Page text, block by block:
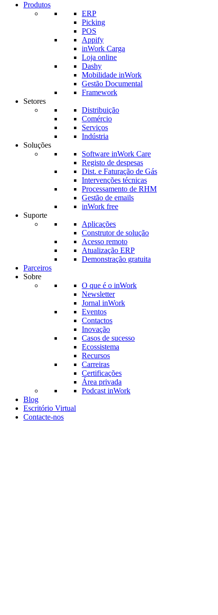
Produtos
ERP
Picking
POS
Appify
inWork Carga
Loja online
Dashy
Mobilidade inWork
Gestão Documental
Framework
Setores
Distribuição
Comércio
Serviços
Indústria
Soluções
Software inWork Care
Registo de despesas
Dist. e Faturação de Gás
Intervenções técnicas
Processamento de RHM
Gestão de emails
inWork free
Suporte
Aplicações
Construtor de solução
Acesso remoto
Atualização ERP
Demonstração gratuita
Parceiros
Sobre
O que é o inWork
Newsletter
Jornal inWork
Eventos
Contactos
Inovação
Casos de sucesso
Ecossistema
Recursos
Carreiras
Certificações
Área privada
Podcast inWork
Blog
Escritório Virtual
Contacte-nos